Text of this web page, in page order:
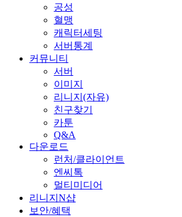
공성
혈맹
캐릭터세팅
서버통계
커뮤니티
서버
이미지
리니지(자유)
친구찾기
카툰
Q&A
다운로드
런처/클라이언트
엔씨톡
멀티미디어
리니지N샵
보안/혜택